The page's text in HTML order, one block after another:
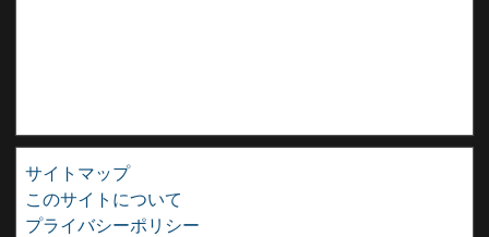
サイトマップ
このサイトについて
プライバシーポリシー